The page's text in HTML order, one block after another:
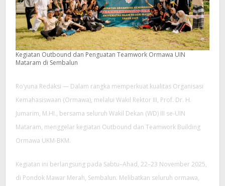
Kegiatan Outbound dan Penguatan Teamwork Ormawa UIN
Mataram di Sembalun
Ro’yuna Redaksi — Dalam rangka memperkuat kualitas Organisasi
Kemahasiswaan (Ormawa), melalui Wakil Rektor III, Prof. Dr. H.
Jumarim, M.HI., bersama seluruh Wakil Dekan (WD) III se-UIN
Mataram, menggelar kegiatan Outbound dan Teamwork Building
Ormawa UKM-BKM.
Kegiatan ini berlangsung pada Sabtu–Ahad, 22–23 November 2025,
di Pondok Mawar Merah, Sembalun. Melibatkan seluruh ormawa,